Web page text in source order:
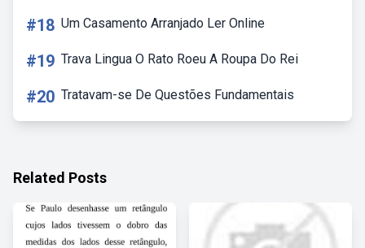
#18 Um Casamento Arranjado Ler Online
#19 Trava Lingua O Rato Roeu A Roupa Do Rei
#20 Tratavam-se De Questões Fundamentais
Related Posts